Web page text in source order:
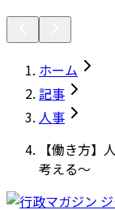
ホーム
記事
人事
【働き方】
考える～